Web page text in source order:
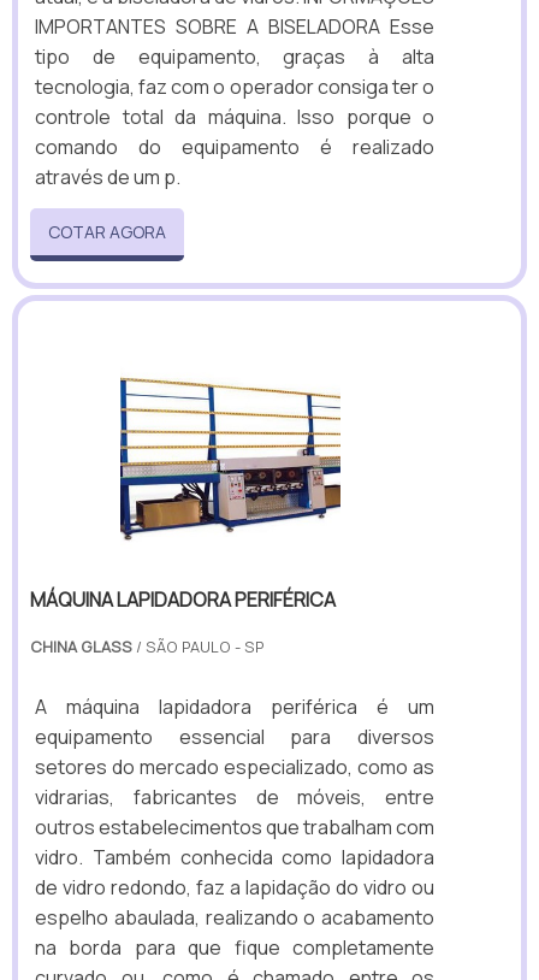
IMPORTANTES SOBRE A BISELADORA Esse
tipo de equipamento, graças à alta
tecnologia, faz com o operador consiga ter o
controle total da máquina. Isso porque o
comando do equipamento é realizado
através de um p.
COTAR AGORA
MÁQUINA LAPIDADORA PERIFÉRICA
CHINA GLASS / SÃO PAULO - SP
A máquina lapidadora periférica é um
equipamento essencial para diversos
setores do mercado especializado, como as
vidrarias, fabricantes de móveis, entre
outros estabelecimentos que trabalham com
vidro. Também conhecida como lapidadora
de vidro redondo, faz a lapidação do vidro ou
espelho abaulada, realizando o acabamento
na borda para que fique completamente